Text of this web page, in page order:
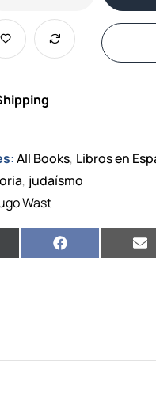
All Books, Libros en
, judaísmo
Wast